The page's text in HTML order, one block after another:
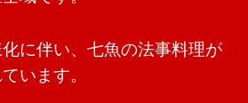
に伴い、七魚の法事料理が
います。